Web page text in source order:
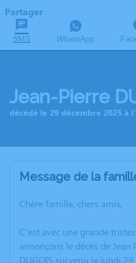
Partager
SMS WhatsApp
Jean-Pierre
décédé le 29 décembre 2025 à
Message de la
Chère famille, chers amis,
C’est avec une grande
annonçons le décès de
DUGOIS survenu le lundi